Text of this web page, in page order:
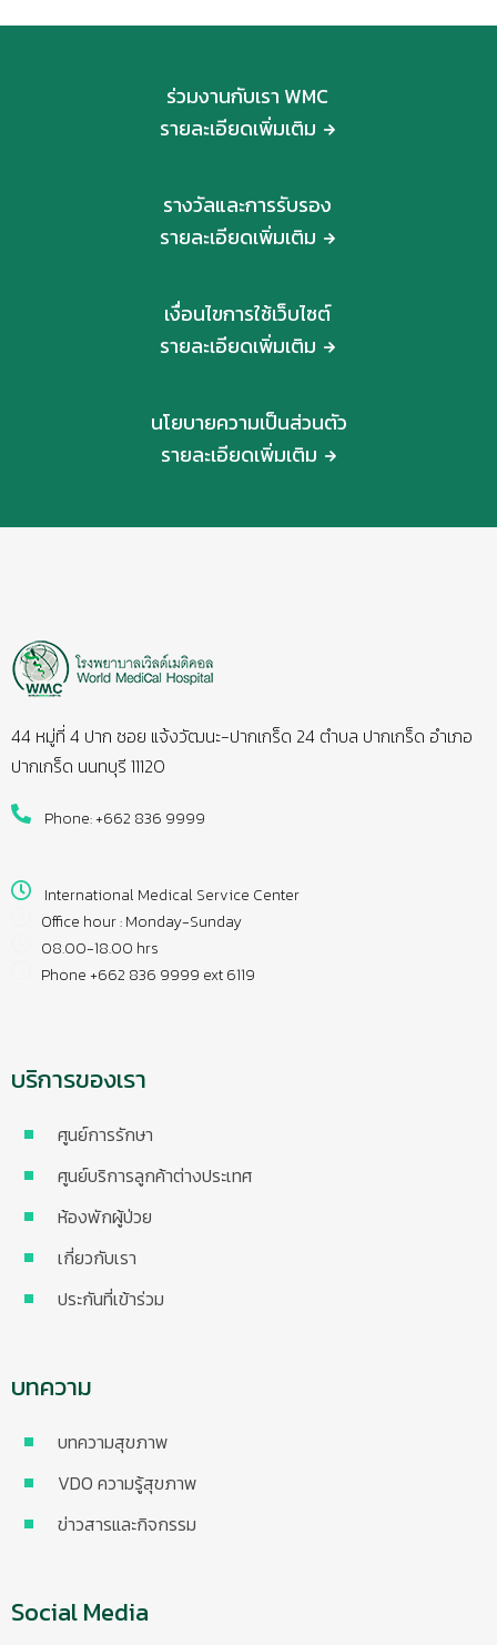
ร่วมงานกับเรา WMC
รายละเอียดเพิ่มเติม
รางวัลและการรับรอง
รายละเอียดเพิ่มเติม
เงื่อนไขการใช้เว็บไซต์
รายละเอียดเพิ่มเติม
นโยบายความเป็นส่วนตัว
รายละเอียดเพิ่มเติม
44 หมู่ที่ 4 ปาก ซอย แจ้งวัฒนะ-ปากเกร็ด 24 ตำบล ปากเกร็ด อำเภอ
ปากเกร็ด นนทบุรี 11120
Phone: +662 836 9999
International Medical Service Center
Office hour : Monday-Sunday
08.00-18.00 hrs
Phone +662 836 9999 ext 6119
บริการของเรา
ศูนย์การรักษา
ศูนย์บริการลูกค้าต่างประเทศ
ห้องพักผู้ป่วย
เกี่ยวกับเรา
ประกันที่เข้าร่วม
บทความ
บทความสุขภาพ
VDO ความรู้สุขภาพ
ข่าวสารและกิจกรรม
Social Media